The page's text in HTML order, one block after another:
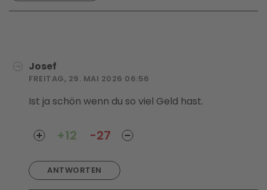
Josef
FREITAG, 29. MAI 2026 06:56
Ist ja schön wenn du so viel Geld hast.
ANTWORTEN
+12 -27